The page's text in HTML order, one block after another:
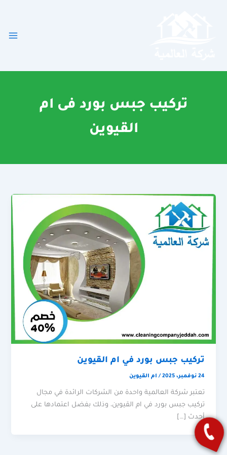
تركيب جبس بورد فى ام
القيوين
تركيب جبس بورد في ام القيوين
24 نوفمبر، 2025 / ام القيوين
تعتبر شركة العالمية واحدة من الشركات الرائدة في مجال
تركيب جبس بورد في ام القيوين، وذلك بفضل اعتمادها على
أحدث […]